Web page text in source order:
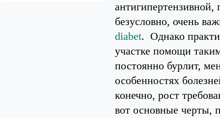
безусловно, очень
diabet. Однако
участке помощи
постоянно бурлит,
особенностях
конечно, рост
вот основные черты,